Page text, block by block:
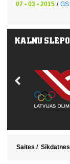
07 • 03 • 2015 /
Saites /